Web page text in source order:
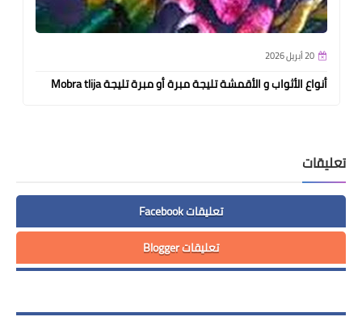
20 أبريل 2026
أنواع الأثواب و الأقمشة تليجة مبرة أو مبرة تليجة Mobra tlija
تعليقات
تعليقات Facebook
تعليقات Blogger